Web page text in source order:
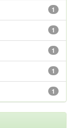
1
1
1
1
1